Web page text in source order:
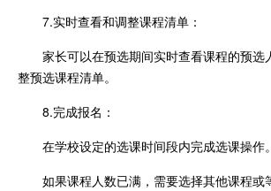
7.实时查看和调整课程清单：
家长可以在预选期间实时查看课程的预选
整预选课程清单。
8.完成报名：
在学校设定的选课时间段内完成选课操作。
如果课程人数已满，需要选择其他课程或